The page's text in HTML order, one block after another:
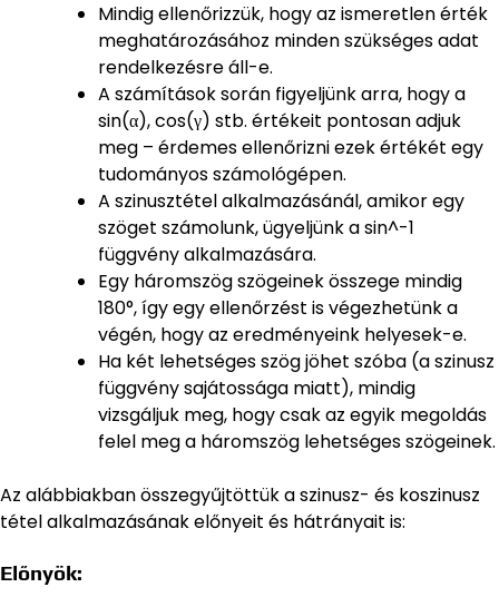
Mindig ellenőrizzük, hogy az ismeretlen érték
meghatározásához minden szükséges adat
rendelkezésre áll-e.
A számítások során figyeljünk arra, hogy a
sin(α), cos(γ) stb. értékeit pontosan adjuk
meg – érdemes ellenőrizni ezek értékét egy
tudományos számológépen.
A szinusztétel alkalmazásánál, amikor egy
szöget számolunk, ügyeljünk a sin^-1
függvény alkalmazására.
Egy háromszög szögeinek összege mindig
180°, így egy ellenőrzést is végezhetünk a
végén, hogy az eredményeink helyesek-e.
Ha két lehetséges szög jöhet szóba (a szinusz
függvény sajátossága miatt), mindig
vizsgáljuk meg, hogy csak az egyik megoldás
felel meg a háromszög lehetséges szögeinek.
Az alábbiakban összegyűjtöttük a szinusz- és koszinusz
tétel alkalmazásának előnyeit és hátrányait is:
Előnyök: